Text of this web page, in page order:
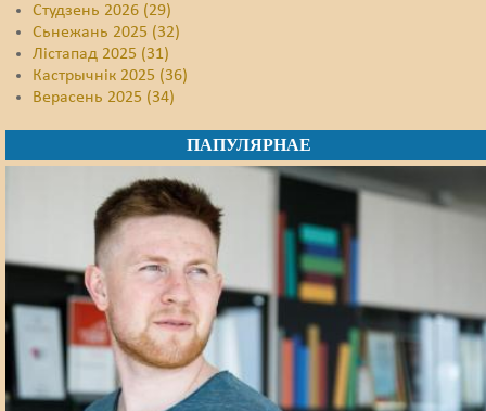
Студзень 2026 (29)
Сьнежань 2025 (32)
Лістапад 2025 (31)
Кастрычнік 2025 (36)
Верасень 2025 (34)
ПАПУЛЯРНАЕ